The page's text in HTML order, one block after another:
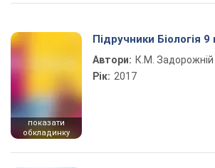
показати
обкладинку
Підручники Біологія 9
Автори: К.М. Задорожній
Рік: 2017